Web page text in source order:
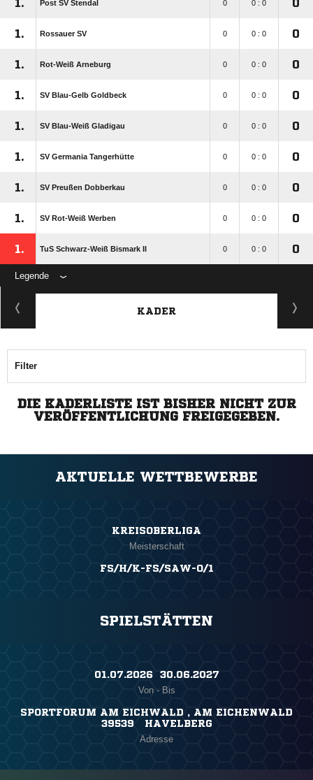
1. Post SV Stendal 0 0 : 0 0
1. Rossauer SV 0 0 : 0 0
1. Rot-Weiß Arneburg 0 0 : 0 0
1. SV Blau-Gelb Goldbeck 0 0 : 0 0
1. SV Blau-Weiß Gladigau 0 0 : 0 0
1. SV Germania Tangerhütte 0 0 : 0 0
1. SV Preußen Dobberkau 0 0 : 0 0
1. SV Rot-Weiß Werben 0 0 : 0 0
1. TuS Schwarz-Weiß Bismark II 0 0 : 0 0
Legende
KADER
Filter
DIE KADERLISTE IST BISHER NICHT ZUR
VERÖFFENTLICHUNG FREIGEGEBEN.
AKTUELLE WETTBEWERBE
KREISOBERLIGA
Meisterschaft
FS/H/K-FS/SAW-O/1
SPIELSTÄTTEN
01.07.2026 ​ 30.06.2027
Von - Bis
SPORTFORUM AM EICHWALD , AM EICHENWALD
39539 HAVELBERG
Adresse